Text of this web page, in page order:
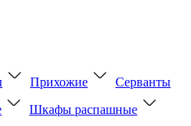
Прихожие
Серванты
Шкафы распашные